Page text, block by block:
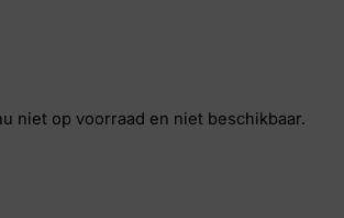
niet op voorraad en niet beschikbaar.